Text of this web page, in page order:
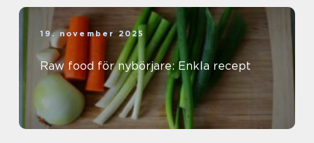
19. november 2025
Raw food för nybörjare: Enkla recept